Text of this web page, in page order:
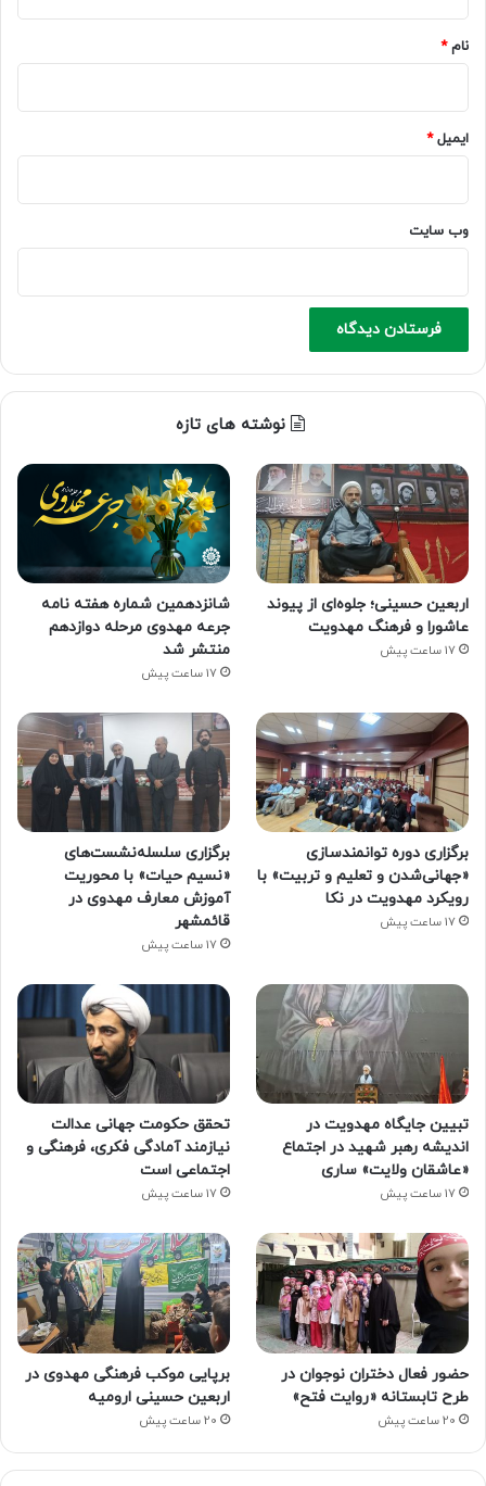
نام*
ایمیل*
وب‌ سایت
نوشته های تازه
اربعین حسینی؛ جلوه‌ای از پیوند
عاشورا و فرهنگ مهدویت
17 ساعت پیش
شانزدهمین شماره هفته‌ نامه
جرعه مهدوی مرحله دوازدهم
منتشر شد
17 ساعت پیش
برگزاری دوره توانمندسازی
«جهانی‌شدن و تعلیم و تربیت» با
رویکرد مهدویت در نکا
17 ساعت پیش
برگزاری سلسله‌نشست‌های
«نسیم حیات» با محوریت
آموزش معارف مهدوی در
قائمشهر
17 ساعت پیش
تبیین جایگاه مهدویت در
اندیشه رهبر شهید در اجتماع
«عاشقان ولایت» ساری
17 ساعت پیش
تحقق حکومت جهانی عدالت
نیازمند آمادگی فکری، فرهنگی و
اجتماعی است
17 ساعت پیش
حضور فعال دختران نوجوان در
طرح تابستانه «روایت فتح»
20 ساعت پیش
برپایی موکب فرهنگی مهدوی در
اربعین حسینی ارومیه
20 ساعت پیش